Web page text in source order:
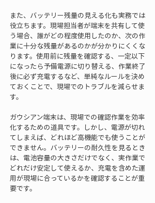
また、バッテリー残量の見える化も実務では
役立ちます。現場担当者が端末を共有して使
う場合、誰がどの程度使用したのか、次の作
業に十分な残量があるのかが分かりにくくな
ります。使用前に残量を確認する、一定以下
になったら予備電源に切り替える、作業終了
後に必ず充電するなど、単純なルールを決め
ておくことで、現場でのトラブルを減らせま
す。
ガウシアン端末は、現場での確認作業を効率
化するための道具です。しかし、電源が切れ
てしまえば、どれほど高機能でも使うことが
できません。バッテリーの耐久性を見るとき
は、電池容量の大きさだけでなく、実作業で
どれだけ安定して使えるか、充電を含めた運
用が現場に合っているかを確認することが重
要です。